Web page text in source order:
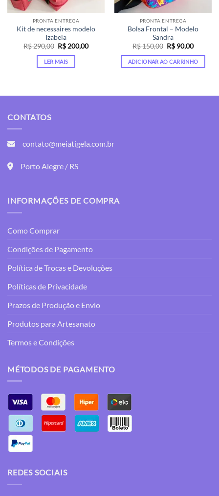
PRONTA ENTREGA
Kit de necessaires modelo
Izabela
R$290,00 O
preço
original
era:
R$ 200,00O
LER MAIS
PRONTA ENTREGA
Bolsa Frontal – Modelo
Sandra
R$150,00 O
preço
original
era:
R$ 90,00O
atual
é:
ADICIONAR AO CARRINHO
CONTATOS
contato@meiatigela.com.br
Porto Alegre / RS
INFORMAÇÕES DE COMPRA
Como Comprar
Condições de Pagamento
Política de Trocas e Devoluções
Políticas de Privacidade
Prazos de Produção e Envio
Produtos para Artesanato
Termos e Condições
MÉTODOS DE PAGAMENTO
REDES SOCIAIS